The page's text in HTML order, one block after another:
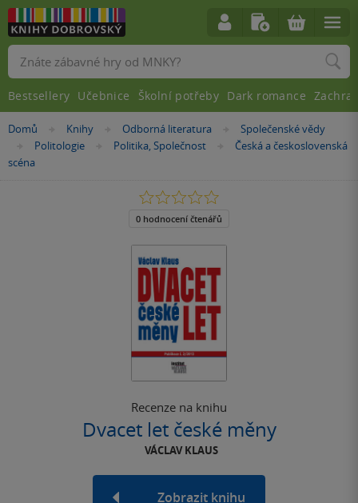
Nacházíte
zde:
Domů »Knihy »Odborná literatura »Společenské vědy
»Politologie »Politika, Společnost »
Česká a československá
scéna
Recenze na knihu
Dvacet let české měny
VÁCLAV KLAUS
Zobrazit knihu
0.0
z
5
0 hodnocení čtenářů
Vyhledávání
Bestsellery Učebnice Školní potřeby Dark romance